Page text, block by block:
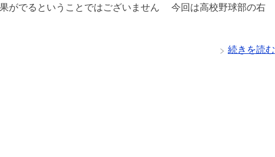
がでるということではございません 今回は高校野球部の右
続きを読む